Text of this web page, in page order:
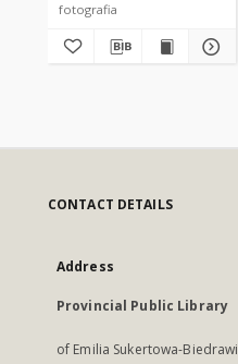
fotografia
CONTACT DETAILS
Address
Provincial Public Library
of Emilia Sukertowa-